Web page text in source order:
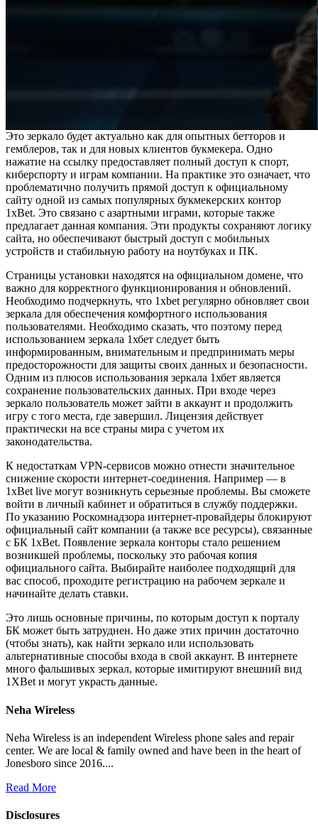
Это зеркало будет актуально как для опытных бетторов и
гемблеров, так и для новых клиентов букмекера. Одно
нажатие на ссылку предоставляет полный доступ к спорт,
киберспорту и играм компании. На практике это означает, что
проблематично получить прямой доступ к официальному
сайту одной из самых популярных букмекерских контор
1xBet. Это связано с азартными играми, которые также
предлагает данная компания. Эти продукты сохраняют логику
сайта, но обеспечивают быстрый доступ с мобильных
устройств и стабильную работу на ноутбуках и ПК.
Страницы установки находятся на официальном домене, что
важно для корректного функционирования и обновлений.
Необходимо подчеркнуть, что 1xbet регулярно обновляет свои
зеркала для обеспечения комфортного использования
пользователями. Необходимо сказать, что поэтому перед
использованием зеркала 1хбет следует быть
информированным, внимательным и предпринимать меры
предосторожности для защиты своих данных и безопасности.
Одним из плюсов использования зеркала 1хбет является
сохранение пользовательских данных. При входе через
зеркало пользователь может зайти в аккаунт и продолжить
игру с того места, где завершил. Лицензия действует
практически на все страны мира с учетом их
законодательства.
К недостаткам VPN-сервисов можно отнести значительное
снижение скорости интернет-соединения. Например — в
1xBet live могут возникнуть серьезные проблемы. Вы сможете
войти в личный кабинет и обратиться в службу поддержки.
По указанию Роскомнадзора интернет-провайдеры блокируют
официальный сайт компании (а также все ресурсы), связанные
с БК 1xBet. Появление зеркала конторы стало решением
возникшей проблемы, поскольку это рабочая копия
официального сайта. Выбирайте наиболее подходящий для
вас способ, проходите регистрацию на рабочем зеркале и
начинайте делать ставки.
Это лишь основные причины, по которым доступ к порталу
БК может быть затруднен. Но даже этих причин достаточно
(чтобы знать), как найти зеркало или использовать
альтернативные способы входа в свой аккаунт. В интернете
много фальшивых зеркал, которые имитируют внешний вид
1XBet и могут украсть данные.
Neha Wireless
Neha Wireless is an independent Wireless phone sales and repair
center. We are local & family owned and have been in the heart of
Jonesboro since 2016....
Read More
Disclosures